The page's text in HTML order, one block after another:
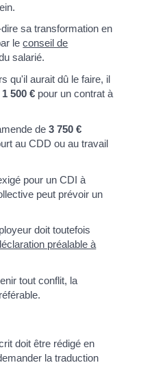
sa transformation en
leconseil de
salarié.
qu'il aurait dû le faire, il
1 500 € pour un contrat à
de3 750 €
au CDD ou au travail
pour un CDI à
peut prévoir un
doit toutefois
préalable à
tout conflit, la
doit être rédigé en
la traduction